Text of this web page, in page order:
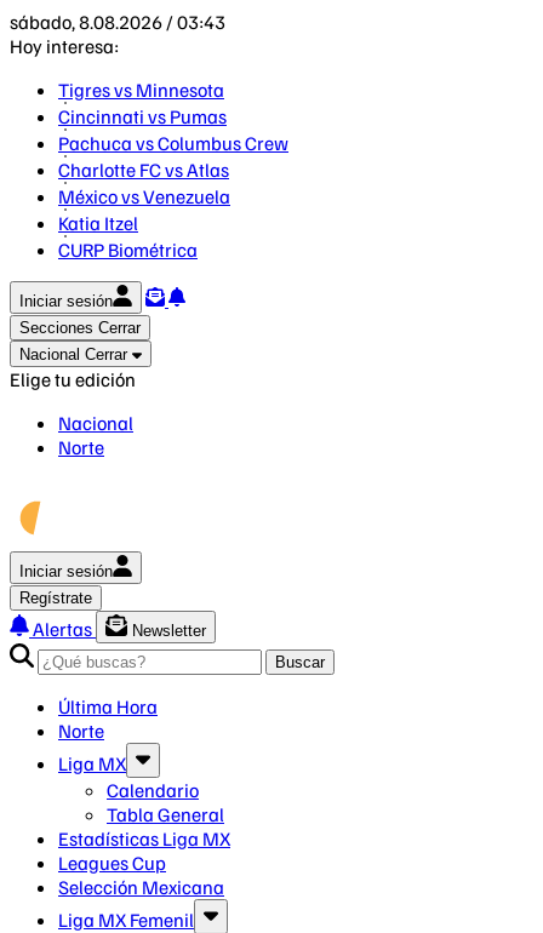
sábado, 8.08.2026 / 03:43
Hoy interesa:
Tigres vs Minnesota
Cincinnati vs Pumas
Pachuca vs Columbus Crew
Charlotte FC vs Atlas
México vs Venezuela
Katia Itzel
CURP Biométrica
Iniciar sesión
Secciones Cerrar
Nacional Cerrar
Elige tu edición
Nacional
Norte
Iniciar sesión
Regístrate
Alertas
Newsletter
Buscar
Última Hora
Norte
Liga MX
Calendario
Tabla General
Estadísticas Liga MX
Leagues Cup
Selección Mexicana
Liga MX Femenil